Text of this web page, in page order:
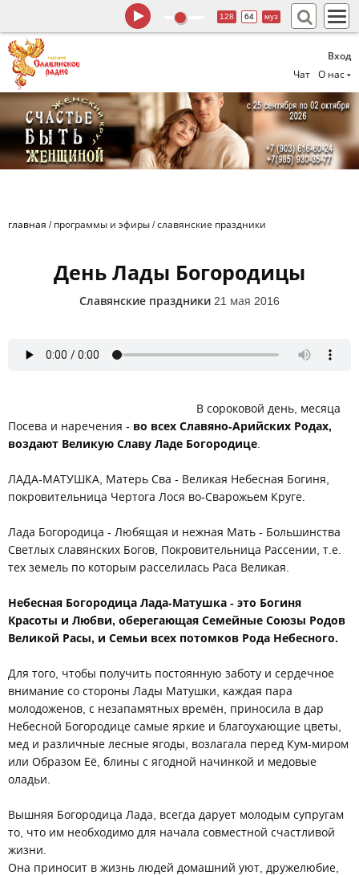
Вход
Чат
О нас
128 64 муз
главная / программы и эфиры /славянские праздники
День Лады Богородицы
Славянские праздники 21 мая 2016
В сороковой день, месяца
Посева и наречения - во всех Славяно-Арийских Родах,
воздают Великую Славу Ладе Богородице
ЛАДА-МАТУШКА, Матерь Сва - Великая Небесная Богиня,
покровительница Чертога Лося во-Сварожьем Круге.
Лада Богородица - Любящая и нежная Мать - Большинства
Светлых славянских Богов, Покровительница Рассении, т.е.
тех земель по которым расселилась Раса Великая.
Небесная Богородица Лада-Матушка - это Богиня
Красоты и Любви, оберегающая Семейные Союзы Родов
Великой Расы, и Семьи всех потомков Рода Небесного.
Для того, чтобы получить постоянную заботу и сердечное
внимание со стороны Лады Матушки, каждая пара
молодоженов, с незапамятных времён, приносила в дар
Небесной Богородице самые яркие и благоухающие цветы,
мед и различные лесные ягоды, возлагала перед Кум-миром
или Образом Её, блины с ягодной начинкой и медовые
оладьи.
Вышняя Богородица Лада, всегда дарует молодым супругам
то, что им необходимо для начала совместной счастливой
жизни.
Она приносит в жизнь людей домашний уют, дружелюбие,